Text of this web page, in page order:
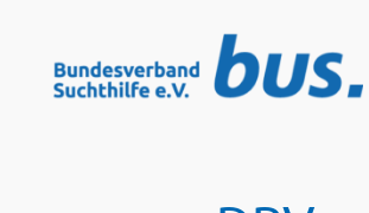
springen